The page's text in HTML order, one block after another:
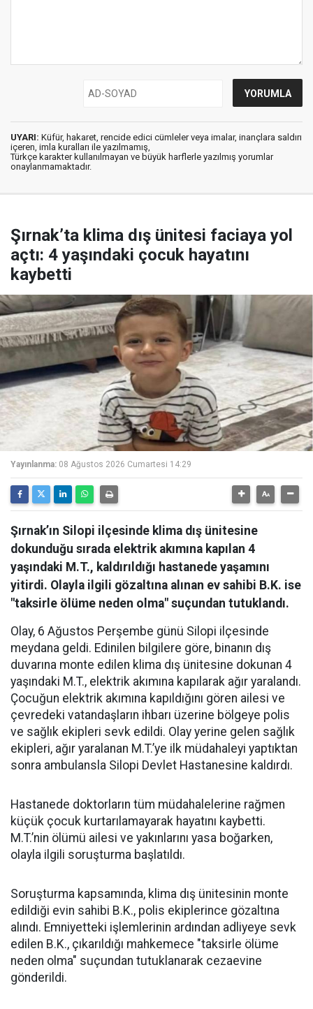
UYARI: Küfür, hakaret, rencide edici cümleler veya imalar, inançlara saldırı
içeren, imla kuralları ile yazılmamış,
Türkçe karakter kullanılmayan ve büyük harflerle yazılmış yorumlar
onaylanmamaktadır.
Şırnak’ta klima dış ünitesi faciaya yol
açtı: 4 yaşındaki çocuk hayatını
kaybetti
Yayınlanma: 08 Ağustos 2026 Cumartesi 14:29
Şırnak’ın Silopi ilçesinde klima dış ünitesine
dokunduğu sırada elektrik akımına kapılan 4
yaşındaki M.T., kaldırıldığı hastanede yaşamını
yitirdi. Olayla ilgili gözaltına alınan ev sahibi B.K. ise
"taksirle ölüme neden olma" suçundan tutuklandı.
Olay, 6 Ağustos Perşembe günü Silopi ilçesinde
meydana geldi. Edinilen bilgilere göre, binanın dış
duvarına monte edilen klima dış ünitesine dokunan 4
yaşındaki M.T., elektrik akımına kapılarak ağır yaralandı.
Çocuğun elektrik akımına kapıldığını gören ailesi ve
çevredeki vatandaşların ihbarı üzerine bölgeye polis
ve sağlık ekipleri sevk edildi. Olay yerine gelen sağlık
ekipleri, ağır yaralanan M.T.’ye ilk müdahaleyi yaptıktan
sonra ambulansla Silopi Devlet Hastanesine kaldırdı.
Hastanede doktorların tüm müdahalelerine rağmen
küçük çocuk kurtarılamayarak hayatını kaybetti.
M.T.’nin ölümü ailesi ve yakınlarını yasa boğarken,
olayla ilgili soruşturma başlatıldı.
Soruşturma kapsamında, klima dış ünitesinin monte
edildiği evin sahibi B.K., polis ekiplerince gözaltına
alındı. Emniyetteki işlemlerinin ardından adliyeye sevk
edilen B.K., çıkarıldığı mahkemece "taksirle ölüme
neden olma" suçundan tutuklanarak cezaevine
gönderildi.